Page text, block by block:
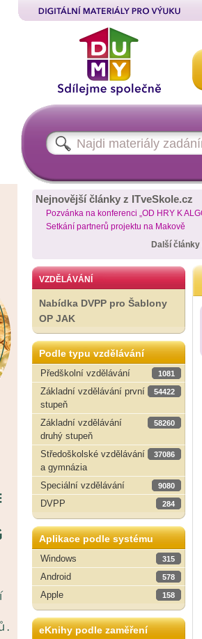
Nejnovější články z ITveSkole.cz
Pozvánka na konferenci „OD HRY K
Setkání partnerů projektu na Makově
Další
VZDĚLÁVÁNÍ
Nabídka DVPP pro Šablony
OP JAK
Podle typu vzdělávání
Předškolní vzdělávání
1081
Základní vzdělávání první
stupeň
54422
Základní vzdělávání
druhý stupeň
58260
Středoškolské vzdělávání
a gymnázia
37086
Speciální vzdělávání 9080
DVPP 284
Aplikace podle systému
Windows
315
Android 578
Apple 158
eKnihy podle zaměření